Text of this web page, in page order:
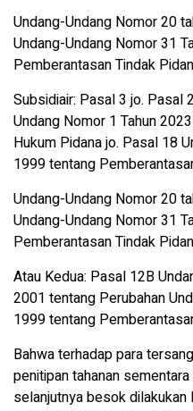
Undang-Undang Nomor 20
Undang-Undang Nomor 31
Pemberantasan Tindak
Subsidiair: Pasal 3 jo. Pasal
Undang Nomor 1 Tahun
Hukum Pidana jo. Pasal 18
1999 tentang
Undang-Undang Nomor 20
Undang-Undang Nomor 31
Pemberantasan Tindak
Atau Kedua: Pasal 12B
2001 tentang Perubahan
1999 tentang
Bahwa terhadap para
penitipan tahanan
selanjutnya besok dilakukan